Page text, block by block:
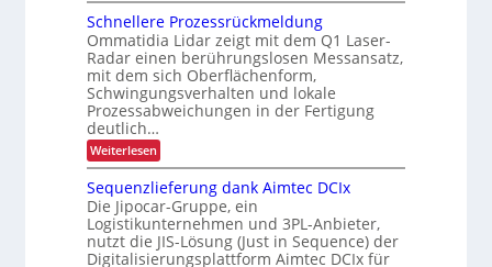
s
i
o
n
i
m
i
n
n
e
b
e
i
t
d
u
c
h
L
E
D
-
B
a
u
r
e
i
h
e
n
j
e
t
i
e
t
g
e
c
h
ä
f
t
f
Schnellere Prozessrückmeldung
Ommatidia Lidar zeigt mit dem Q1 Laser-
Radar einen berührungslosen Messansatz,
mit dem sich Oberflächenform,
Schwingungsverhalten und lokale
Prozessabweichungen in der Fertigung
deutlich…
Weiterlesen:
S
c
h
n
e
l
l
Sequenzlieferung dank Aimtec DCIx
Die Jipocar-Gruppe, ein
Logistikunternehmen und 3PL-Anbieter,
nutzt die JIS-Lösung (Just in Sequence) der
Digitalisierungsplattform Aimtec DCIx für